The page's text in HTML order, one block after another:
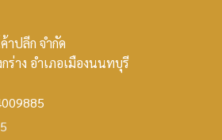
ปลีก จำกัด
ร่าง อำเภอเมืองนนทบุรี